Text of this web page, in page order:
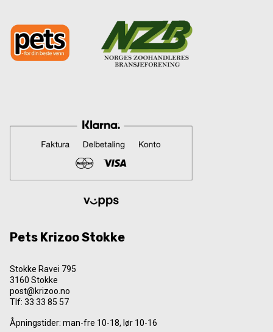
Pets Krizoo Stokke
Stokke Ravei 795
3160 Stokke
post@krizoo.no
Tlf: 33 33 85 57
Åpningstider: man-fre 10-18, lør 10-16